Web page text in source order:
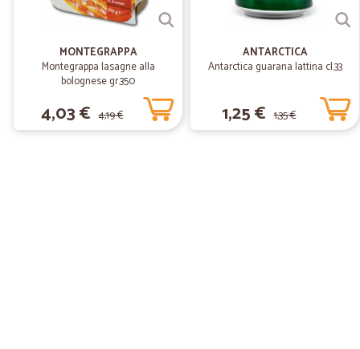
MONTEGRAPPA
Montegrappa lasagne alla
bolognese gr.350
4,03 € 4,19 €
ANTARCTICA
Antarctica guarana lattina cl.33
1,25 € 1,35 €